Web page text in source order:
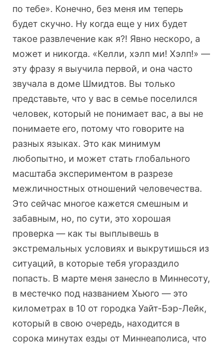
по тебе». Конечно, без меня им теперь
будет скучно. Ну когда еще у них будет
такое развлечение как я?! Явно нескоро, а
может и никогда. «Келли, хэлп ми! Хэлп!» —
эту фразу я выучила первой, и она часто
звучала в доме Шмидтов. Вы только
представьте, что у вас в семье поселился
человек, который не понимает вас, а вы не
понимаете его, потому что говорите на
разных языках. Это как минимум
любопытно, и может стать глобального
масштаба экспериментом в разрезе
межличностных отношений человечества.
Это сейчас многое кажется смешным и
забавным, но, по сути, это хорошая
проверка — как ты выплывешь в
экстремальных условиях и выкрутишься из
ситуаций, в которые тебя угораздило
попасть. В марте меня занесло в Миннесоту,
в местечко под названием Хьюго — это
километрах в 10 от городка Уайт-Бэр-Лейк,
который в свою очередь, находится в
сорока минутах езды от Миннеаполиса, что